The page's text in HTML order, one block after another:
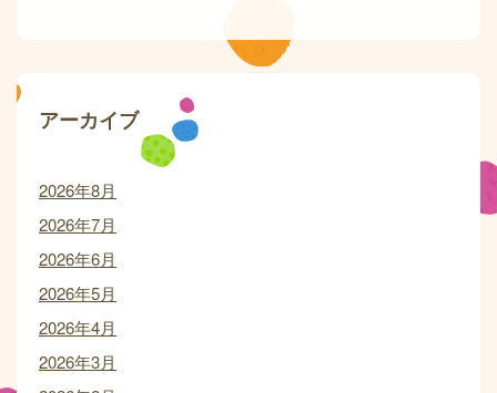
アーカイブ
2026年8月
2026年7月
2026年6月
2026年5月
2026年4月
2026年3月